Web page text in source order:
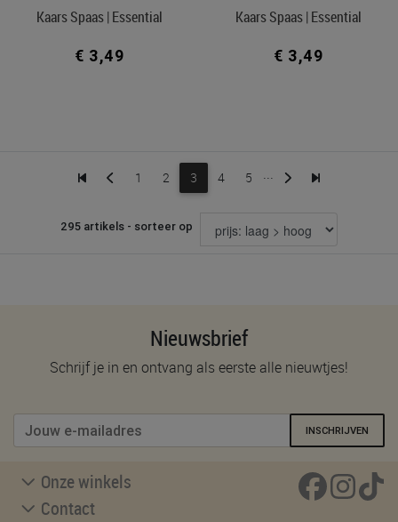
Kaars Spaas | Essential
€ 3,49
Kaars Spaas | Essential
€ 3,49
1 2 3 4 5 ...
295 artikels - sorteer op
Nieuwsbrief
Schrijf je in en ontvang als eerste alle nieuwtjes!
INSCHRIJVEN
Onze winkels
Contact